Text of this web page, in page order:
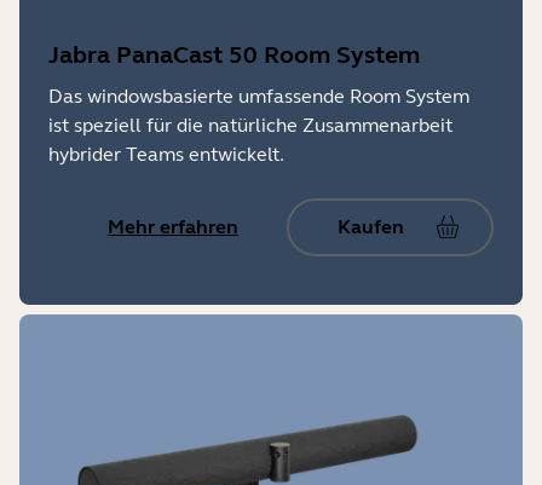
Jabra PanaCast 50 Room System
Das windowsbasierte umfassende Room System
ist speziell für die natürliche Zusammenarbeit
hybrider Teams entwickelt.
Mehr erfahren Kaufen